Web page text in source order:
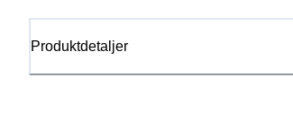
Produktdetaljer